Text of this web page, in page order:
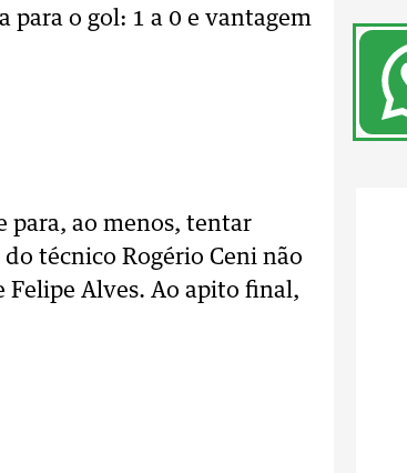
para o gol: 1 a 0 e vantagem
para, ao menos, tentar
técnico Rogério Ceni não
Felipe Alves. Ao apito final,